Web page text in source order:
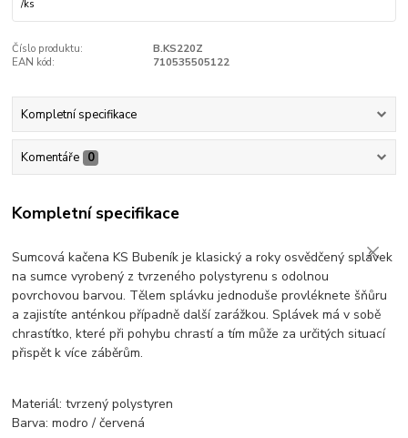
/ks
Číslo produktu:
B.KS220Z
EAN kód:
710535505122
Kompletní specifikace
Komentáře 0
Kompletní specifikace
Sumcová kačena KS Bubeník je klasický a roky osvědčený splávek
na sumce vyrobený z tvrzeného polystyrenu s odolnou
povrchovou barvou. Tělem splávku jednoduše provléknete šňůru
a zajistíte anténkou případně další zarážkou. Splávek má v sobě
chrastítko, které při pohybu chrastí a tím může za určitých situací
přispět k více záběrům.
Materiál: tvrzený polystyren
Barva: modro / červená